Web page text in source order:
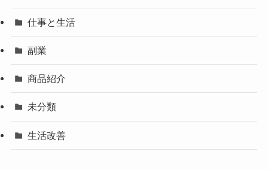
仕事と生活
副業
商品紹介
未分類
生活改善